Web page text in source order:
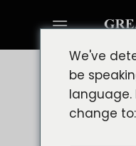
オセアニア
人看護師
We've
be
language.
change to: